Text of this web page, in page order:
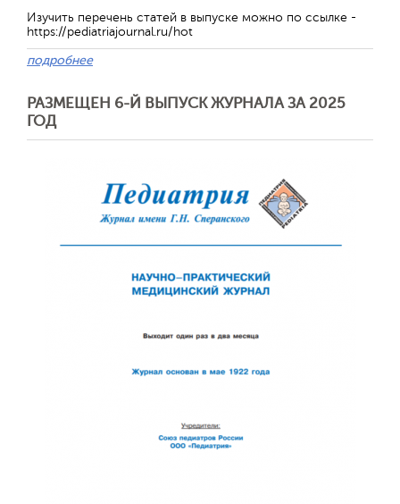
Изучить перечень статей в выпуске можно по ссылке -
https://pediatriajournal.ru/hot
подробнее
РАЗМЕЩЕН 6-Й ВЫПУСК ЖУРНАЛА ЗА 2025
ГОД